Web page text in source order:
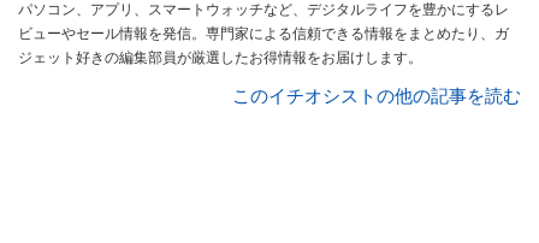
パソコン、アプリ、スマートウォッチなど、デジタルライフを豊かにするレ
ビューやセール情報を発信。専門家による信頼できる情報をまとめたり、ガ
ジェット好きの編集部員が厳選したお得情報をお届けします。
このイチオシストの他の記事を読む